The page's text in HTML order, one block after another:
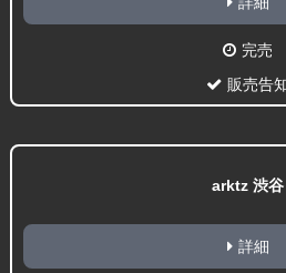
完売
販売告
arktz 渋谷
詳細